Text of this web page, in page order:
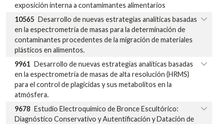
exposición interna a contamimantes alimentarios
10565 Desarrollo de nuevas estrategias analíticas basadas
en la espectrometría de masas para la determinación de
contaminantes procedentes de la migración de materiales
plásticos en alimentos.
9961 Desarrollo de nuevas estrategias analíticas basadas
en la espectrometría de masas de alta resolución (HRMS)
para el control de plagicidas y sus metabolitos en la
atmósfera.
9678 Estudio Electroquímico de Bronce Escultórico:
Diagnóstico Conservativo y Autentificación y Datación de